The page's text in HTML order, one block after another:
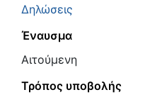
Δηλώσεις
Έναυσμα
Αιτούμενη
Τρόπος υποβολής